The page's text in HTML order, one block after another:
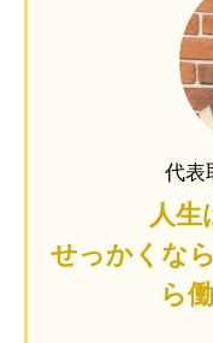
代
人生
せっかくな
ら